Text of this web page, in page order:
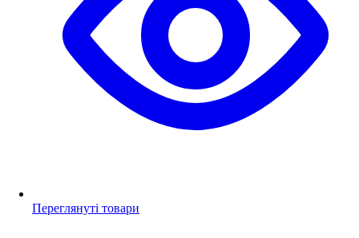
Переглянуті товари